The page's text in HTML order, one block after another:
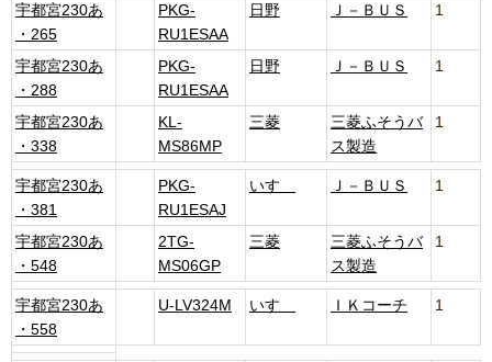
宇都宮230あ
・265
PKG-
RU1ESAA
日野 Ｊ－ＢＵＳ 1
宇都宮230あ
・288
PKG-
RU1ESAA
日野 Ｊ－ＢＵＳ 1
宇都宮230あ
・338
KL-
MS86MP
三菱
三菱ふそうバ
ス製造
1
宇都宮230あ
・381
PKG-
RU1ESAJ
いすゞ Ｊ－ＢＵＳ 1
宇都宮230あ
・548
2TG-
MS06GP
三菱
三菱ふそうバ
ス製造
1
宇都宮230あ
・558
U-LV324M いすゞ ＩＫコーチ 1